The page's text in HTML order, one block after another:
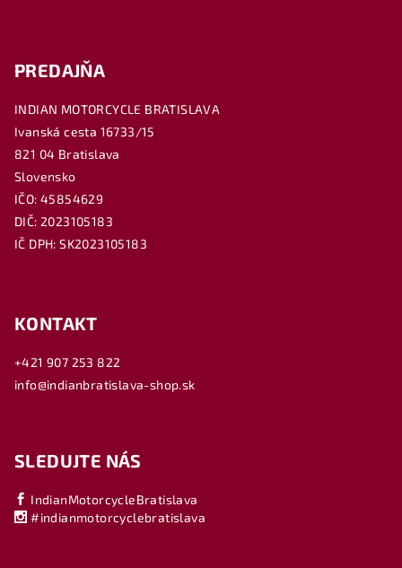
PREDAJŇA
INDIAN MOTORCYCLE BRATISLAVA
Ivanská cesta 16733/15
821 04 Bratislava
Slovensko
IČO: 45854629
DIČ: 2023105183
IČ DPH: SK2023105183
KONTAKT
+421 907 253 822
info@indianbratislava-shop.sk
SLEDUJTE NÁS
IndianMotorcycleBratislava
#indianmotorcyclebratislava